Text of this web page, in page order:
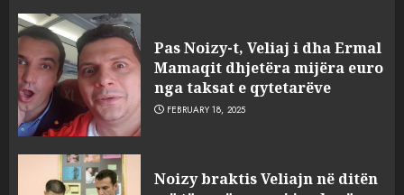
Pas Noizy-t, Veliaj i dha Ermal
Mamaqit dhjetëra mijëra euro
nga taksat e qytetarëve
FEBRUARY 18, 2025
Noizy braktis Veliajn në ditën
sulmuan “One Albania”,